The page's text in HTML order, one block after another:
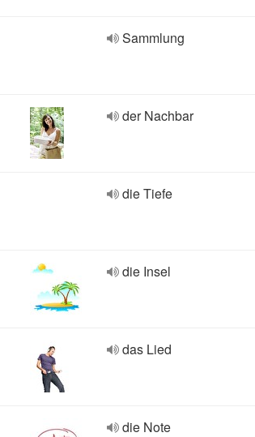
Sammlung
der Nachbar
die Tiefe
die Insel
das Lied
die Note